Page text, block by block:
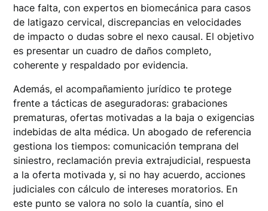
hace falta, con expertos en biomecánica para casos
de latigazo cervical, discrepancias en velocidades
de impacto o dudas sobre el nexo causal. El objetivo
es presentar un cuadro de daños completo,
coherente y respaldado por evidencia.
Además, el acompañamiento jurídico te protege
frente a tácticas de aseguradoras: grabaciones
prematuras, ofertas motivadas a la baja o exigencias
indebidas de alta médica. Un abogado de referencia
gestiona los tiempos: comunicación temprana del
siniestro, reclamación previa extrajudicial, respuesta
a la oferta motivada y, si no hay acuerdo, acciones
judiciales con cálculo de intereses moratorios. En
este punto se valora no solo la cuantía, sino el